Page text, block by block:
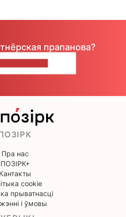
прапанова?
Пра нас
ПОЗІРК+
Кантакты
cookie
прыватнасці
і ўмовы